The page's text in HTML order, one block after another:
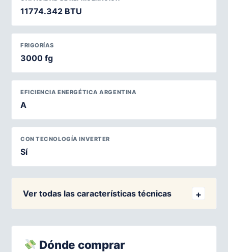
11774.342 BTU
FRIGORÍAS
3000 fg
EFICIENCIA ENERGÉTICA ARGENTINA
A
CON TECNOLOGÍA INVERTER
Sí
Ver todas las características técnicas
Dónde comprar